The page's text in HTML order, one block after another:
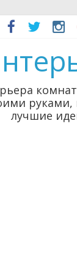
руками,
лучшие